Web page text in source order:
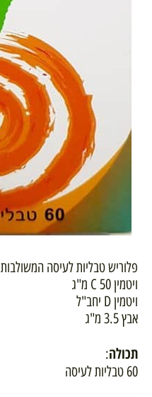
פלוריש טבליות לעיסה המשולבות
ויטמין C 50 מ"ג
ויטמין D יחב"ל
אבץ 3.5 מ"ג
תכולה:
60 טבליות לעיסה